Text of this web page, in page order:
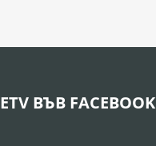
ETV ВЪВ FACEBOOK